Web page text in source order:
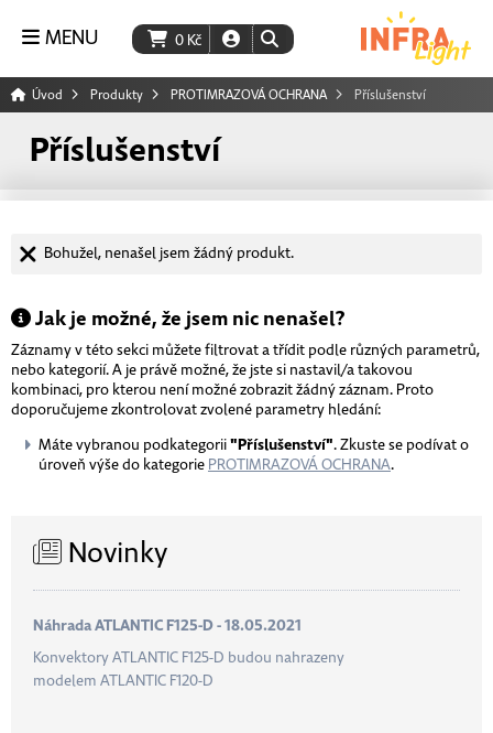
0 Kč
MENU
Úvod Produkty PROTIMRAZOVÁ OCHRANA Příslušenství
Příslušenství
Bohužel, nenašel jsem žádný produkt.
Jak je možné, že jsem nic nenašel?
Záznamy v této sekci můžete filtrovat a třídit podle různých parametrů,
nebo kategorií. A je právě možné, že jste si nastavil/a takovou
kombinaci, pro kterou není možné zobrazit žádný záznam. Proto
doporučujeme zkontrolovat zvolené parametry hledání:
Máte vybranou podkategorii"Příslušenství". Zkuste se podívat o
úroveň výše do kategorie PROTIMRAZOVÁ OCHRANA.
Novinky
Náhrada ATLANTIC F125-D - 18.05.2021
Konvektory ATLANTIC F125-D budou nahrazeny
modelem ATLANTIC F120-D